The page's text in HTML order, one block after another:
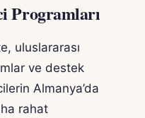
Programları
uluslararası
ve destek
Almanya’da
rahat